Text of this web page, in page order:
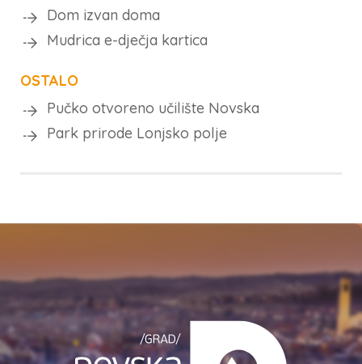
Dom izvan doma
Mudrica e-dječja kartica
OSTALO
Pučko otvoreno učilište Novska
Park prirode Lonjsko polje